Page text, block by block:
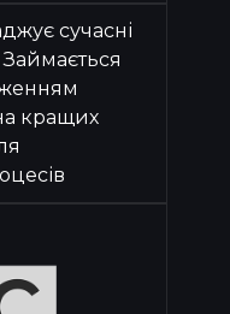
сучасні
кращих